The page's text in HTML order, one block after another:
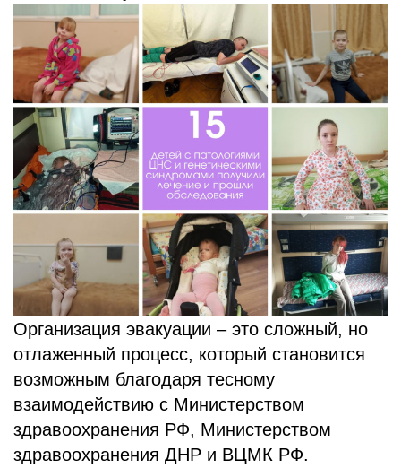
Организация эвакуации – это сложный, но
отлаженный процесс, который становится
возможным благодаря тесному
взаимодействию с Министерством
здравоохранения РФ, Министерством
здравоохранения ДНР и ВЦМК РФ.